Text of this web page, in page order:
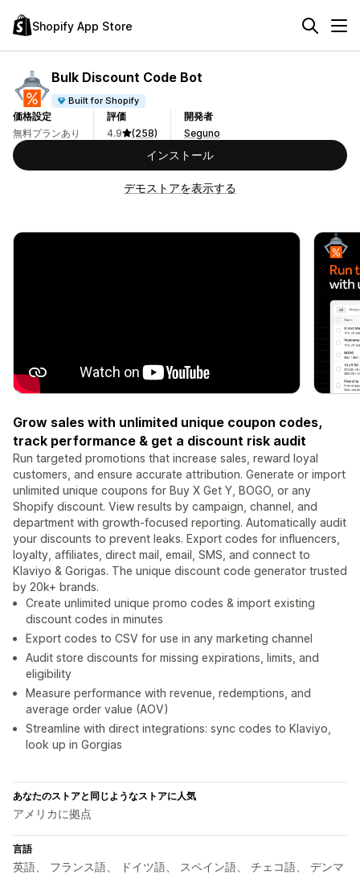
Shopify App Store
Bulk Discount Code Bot
Built for Shopify
価格設定
無料プランあり
評価
4.9
(258)
開発者
Seguno
インストール
デモストアを表示する
Grow sales with unlimited unique coupon codes,
track performance & get a discount risk audit
Run targeted promotions that increase sales, reward loyal
customers, and ensure accurate attribution. Generate or import
unlimited unique coupons for Buy X Get Y, BOGO, or any
Shopify discount. View results by campaign, channel, and
department with growth-focused reporting. Automatically audit
your discounts to prevent leaks. Export codes for influencers,
loyalty, affiliates, direct mail, email, SMS, and connect to
Klaviyo & Gorigas. The unique discount code generator trusted
by 20k+ brands.
Create unlimited unique promo codes & import existing
discount codes in minutes
Export codes to CSV for use in any marketing channel
Audit store discounts for missing expirations, limits, and
eligibility
Measure performance with revenue, redemptions, and
average order value (AOV)
Streamline with direct integrations: sync codes to Klaviyo,
look up in Gorgias
あなたのストアと同じようなストアに人気
アメリカに拠点
言語
英語、 フランス語、 ドイツ語、 スペイン語、 チェコ語、 デンマ